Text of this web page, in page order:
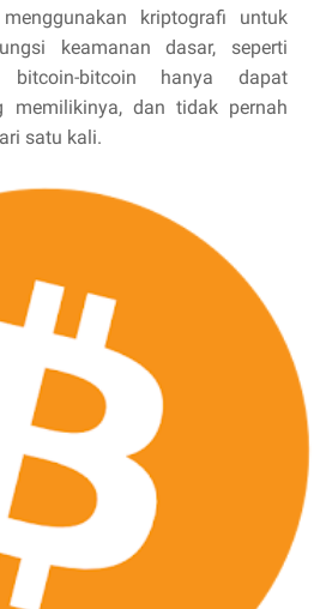
kriptografi untuk
keamanan dasar, seperti
bitcoin-bitcoin hanya dapat
memilikinya, dan tidak pernah
satu kali.